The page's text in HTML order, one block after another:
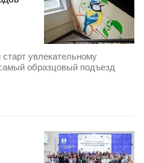
увлекательному
образцовый подъезд